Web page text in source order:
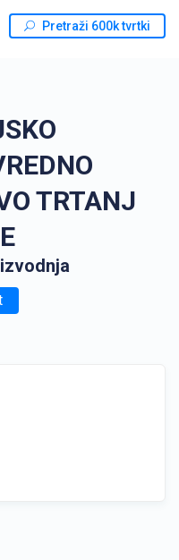
Pretraži 600k tvrtki
TRTANJ